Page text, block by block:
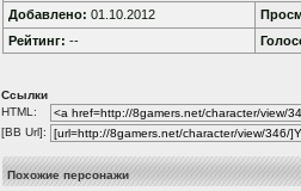
Добавлено: 01.10.2012
Рейтинг: --
Ссылки
HTML:
[BB Url]:
Похожие персонажи